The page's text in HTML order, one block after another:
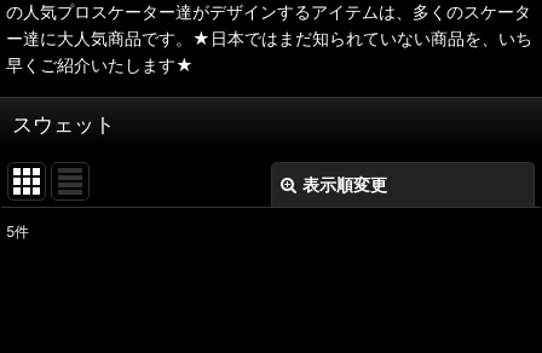
の人気プロスケーター達がデザインするアイテムは、多くのスケータ
ー達に大人気商品です。★日本ではまだ知られていない商品を、いち
早くご紹介いたします★
スウェット
表示順変更
5件